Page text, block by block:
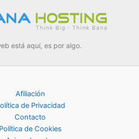
está aquí, es por algo.
Afiliación
de Privacidad
Contacto
Política de Cookies